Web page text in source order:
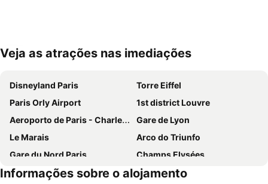
Ampliar mapa
Veja as atrações nas imediações
Disneyland Paris
Torre Eiffel
Paris Orly Airport
1st district Louvre
Aeroporto de Paris - Charles de Gaulle
Gare de Lyon
Le Marais
Arco do Triunfo
Gare du Nord Paris
Champs Elysées
58 tour eiffel
Quartier Latin
Informações sobre o alojamento